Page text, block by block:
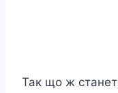
Так що ж